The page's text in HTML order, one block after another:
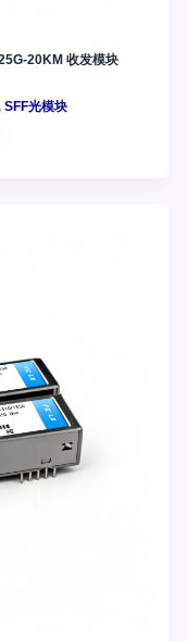
20KM 收发模块
,SFF光模块